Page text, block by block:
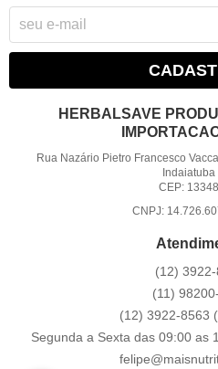
HERBALSAVE
Rua Nazário Pietro Francesco
Indaiatuba
CEP:
CNPJ:
(12)
(11)
(12) 3922-8563
Segunda a Sexta das 09:00 as